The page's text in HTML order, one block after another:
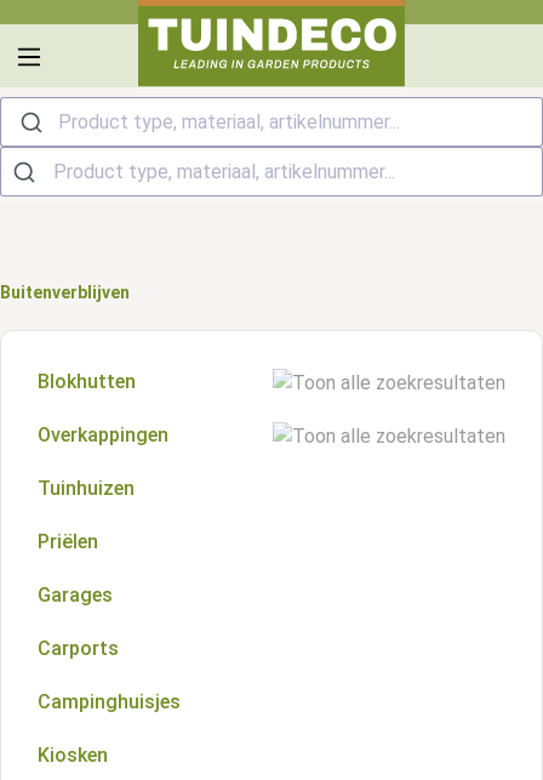
Product type, materiaal, artikelnummer...
Buitenverblijven
Blokhutten
Zadeldak blokhutten
Kapschuur blokhutten
Schilddak blokhutten
Wolfskap blokhutten
Platdak blokhutten
Overkappingen
Plat dak overkappingen
Zadeldak overkappingen
Kapschuren
Veranda's
Aluminium overkappingen
Tuinhuizen
Priëlen
Garages
Carports
Campinghuisjes
Kiosken